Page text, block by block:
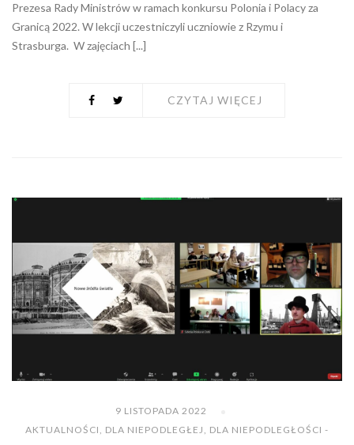
Prezesa Rady Ministrów w ramach konkursu Polonia i Polacy za
Granicą 2022. W lekcji uczestniczyli uczniowie z Rzymu i
Strasburga. W zajęciach [...]
CZYTAJ WIĘCEJ
9 LISTOPADA 2022
AKTUALNOŚCI, DLA NIEPODLEGŁEJ, DLA NIEPODLEGŁOŚCI -